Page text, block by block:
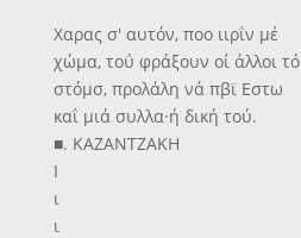
Χαρας σ' αυτόν, ποο ιιρΐν μέ
χώμα, τοΰ φράξουν οί άλλοι τό
στόμσ, προλάλη νά πβϊ Εστω
καΐ μιά συλλα·ή δική τού.
■. ΚΑΖΑΝΤΖΑΚΗ
Ι
ι
ι